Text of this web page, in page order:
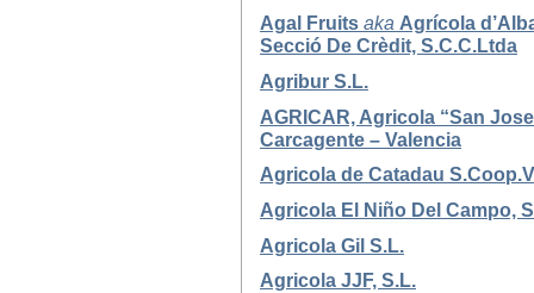
Agal Fruits aka Agrícola
Secció De Crèdit, S.C.C.Ltda
Agribur S.L.
AGRICAR, Agricola “San
Carcagente – Valencia
Agricola de Catadau
Agricola El Niño Del Campo,
Agricola Gil S.L.
Agricola JJF, S.L.